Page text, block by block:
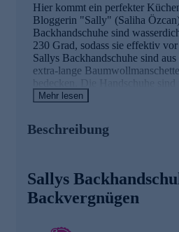
Hier kommt ein perfekter
Bloggerin "Sally" (Saliha
Backhandschuhe sind
230 Grad, sodass sie effektiv
Sallys Backhandschuhe sind
extra-lange
bedecken. Die Handschuhe sind
von Links- und Rechtshändern
2 Stück Backhandschuhe
modische Jeans-Optik mit
hochwertiges Silikon
lange Baumwollmanschetten
Mehr lesen
Beschreibung
Sallys
Backvergnügen